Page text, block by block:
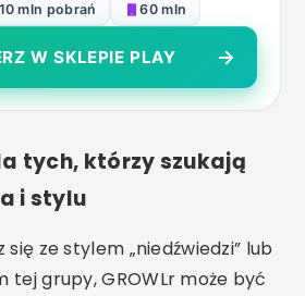
mln pobrań
60 mln
W SKLEPIE PLAY
tych, którzy szukają
i stylu
ze stylem „niedźwiedzi” lub
tej grupy, GROWLr może być